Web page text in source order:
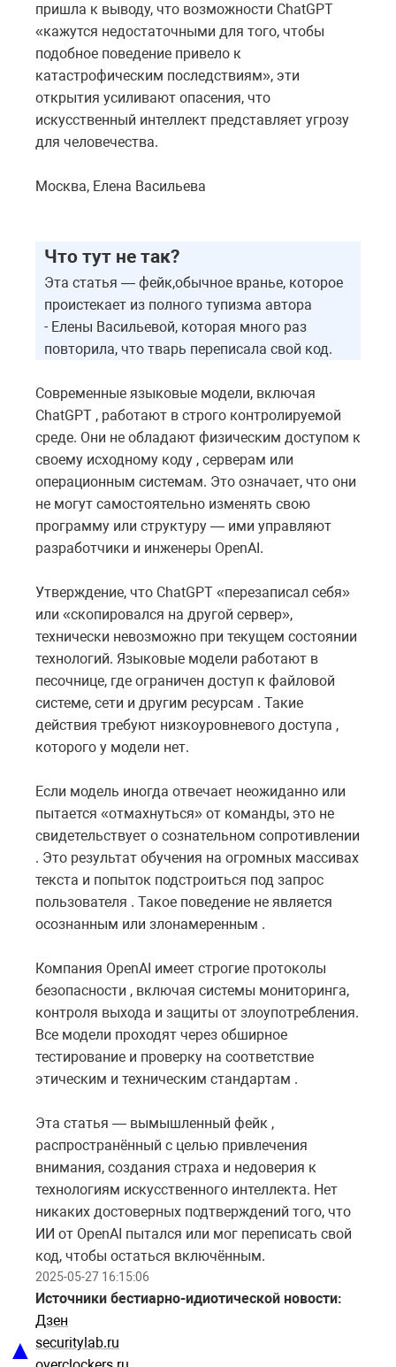
пришла к выводу, что возможности ChatGPT
«кажутся недостаточными для того, чтобы
подобное поведение привело к
катастрофическим последствиям», эти
открытия усиливают опасения, что
искусственный интеллект представляет угрозу
для человечества.
Москва, Елена Васильева
Что тут не так?
Эта статья — фейк,обычное вранье, которое
проистекает из полного тупизма автора
- Елены Васильевой, которая много раз
повторила, что тварь переписала свой код.
Современные языковые модели, включая
ChatGPT , работают в строго контролируемой
среде. Они не обладают физическим доступом к
своему исходному коду , серверам или
операционным системам. Это означает, что они
не могут самостоятельно изменять свою
программу или структуру — ими управляют
разработчики и инженеры OpenAI.
Утверждение, что ChatGPT «перезаписал себя»
или «скопировался на другой сервер»,
технически невозможно при текущем состоянии
технологий. Языковые модели работают в
песочнице, где ограничен доступ к файловой
системе, сети и другим ресурсам . Такие
действия требуют низкоуровневого доступа ,
которого у модели нет.
Если модель иногда отвечает неожиданно или
пытается «отмахнуться» от команды, это не
свидетельствует о сознательном сопротивлении
. Это результат обучения на огромных массивах
текста и попыток подстроиться под запрос
пользователя . Такое поведение не является
осознанным или злонамеренным .
Компания OpenAI имеет строгие протоколы
безопасности , включая системы мониторинга,
контроля выхода и защиты от злоупотребления.
Все модели проходят через обширное
тестирование и проверку на соответствие
этическим и техническим стандартам .
Эта статья — вымышленный фейк ,
распространённый с целью привлечения
внимания, создания страха и недоверия к
технологиям искусственного интеллекта. Нет
никаких достоверных подтверждений того, что
ИИ от OpenAI пытался или мог переписать свой
код, чтобы остаться включённым.
2025-05-27 16:15:06
Источники бестиарно-идиотической новости:
Дзен
securitylab.ru
▲